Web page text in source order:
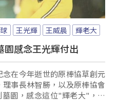
王光輝 王威晨 輝老大
園感念王光輝付出
在今年逝世的原棒協草創元
事長林智勝，以及原棒協會
園，感念這位"輝老大"，過